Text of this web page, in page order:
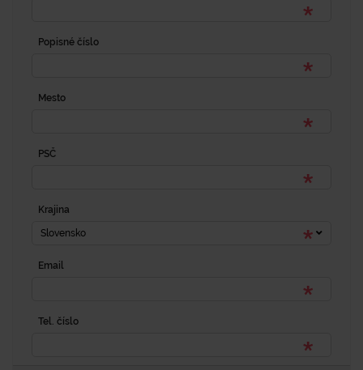
Popisné číslo
Mesto
PSČ
Krajina
Slovensko
Email
Tel. číslo